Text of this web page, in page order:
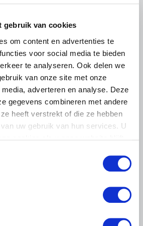
gebruik van cookies
om content en advertenties te
voor social media te bieden
te analyseren. Ook delen we
van onze site met onze
adverteren en analyse. Deze
gegevens combineren met andere
heeft verstrekt of die ze hebben
uw gebruik van hun services. U
14 augustus massaal naar
Lees meer